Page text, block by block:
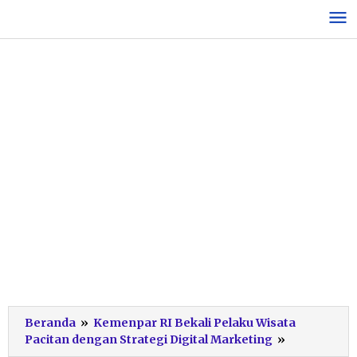
konten
Beranda » Kemenpar RI Bekali Pelaku Wisata
Pacitan dengan Strategi Digital Marketing »